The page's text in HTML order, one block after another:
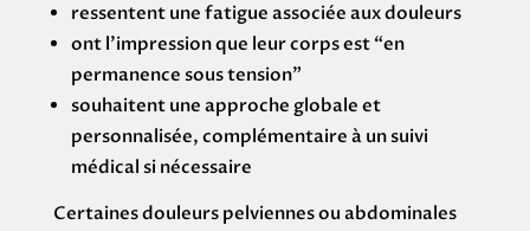
ressentent une fatigue associée aux douleurs
ont l’impression que leur corps est “en
permanence sous tension”
souhaitent une approche globale et
personnalisée, complémentaire à un suivi
médical si nécessaire
Certaines douleurs pelviennes ou abdominales